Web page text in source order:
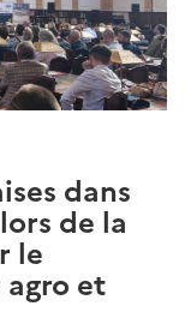
dans
de la
le
et